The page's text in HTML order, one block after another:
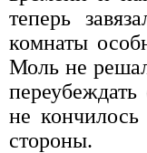
теперь
комнаты
Моль не
не кончилось
стороны.